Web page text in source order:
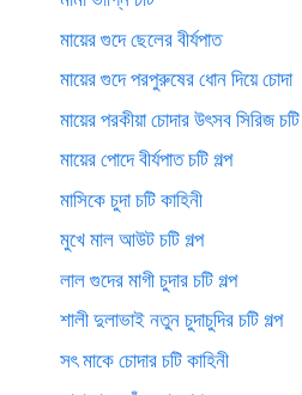
মায়ের গুদে ছেলের বীর্যপাত
মায়ের গুদে পরপুরুষের ধোন দিয়ে চোদা
মায়ের পরকীয়া চোদার উৎসব সিরিজ চটি
মায়ের পোদে বীর্যপাত চটি গল্প
মাসিকে চুদা চটি কাহিনী
মুখে মাল আউট চটি গল্প
লাল গুদের মাগী চুদার চটি গল্প
শালী দুলাভাই নতুন চুদাচুদির চটি গল্প
সৎ মাকে চোদার চটি কাহিনী